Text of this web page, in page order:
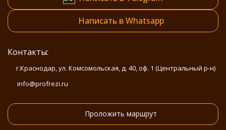
Написать в Whatsapp
Контакты:
г.Краснодар, ул. Комсомольская, д. 40, оф. 1 (Центральный р-н)
info@profrezi.ru
Проложить маршрут